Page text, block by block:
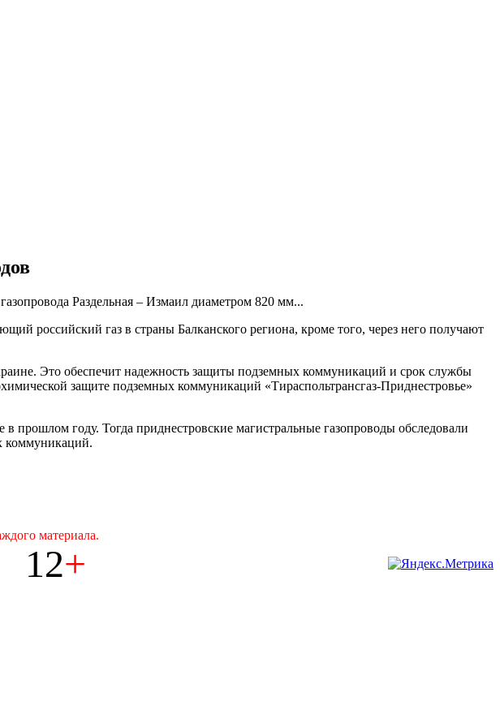
Раздельная – Измаил диаметром 820 мм...
российский газ в страны Балканского региона, кроме того, через него получают
Это обеспечит надежность защиты подземных коммуникаций и срок службы
защите подземных коммуникаций «Тираспольтрансгаз-Приднестровье»
прошлом году. Тогда приднестровские магистральные газопроводы обследовали
коммуникаций.
материала.
12+